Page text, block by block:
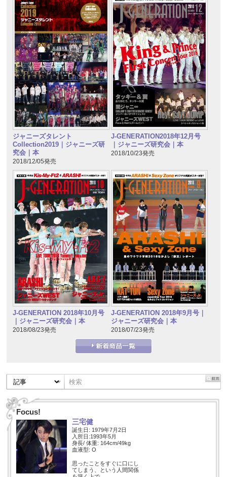
ジャニーズタレント
Collection2019｜ジャニーズ研
究会｜本
2018/12/05発売
J-GENERATION2018年12月号
｜ジャニーズ研究会｜本
2018/10/23発売
J-GENERATION 2018年10月号
｜ジャニーズ研究会｜本
2018/08/23発売
J-GENERATION 2018年9月号｜
ジャニーズ研究会｜本
2018/07/23発売
Focus!
三宅健
誕生日: 1979年7月2日
入所日:1993年5月
身長/ 体重: 164cm/49kg
血液型: O
思ったことをすぐに口にし
てしまう、という人間関係